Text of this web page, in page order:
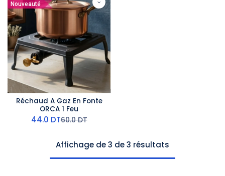
Nouveauté
Réchaud A Gaz En Fonte
ORCA 1 Feu
44.0 DT60.0DT
Affichage de 3 de 3 résultats